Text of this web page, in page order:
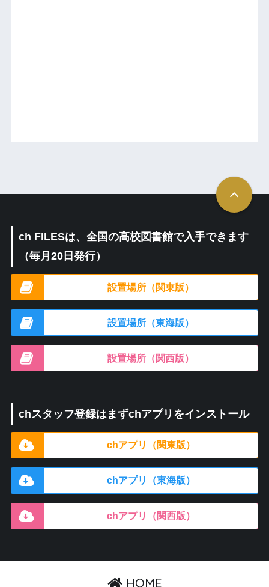
ch FILESは、全国の高校図書館で入手できます
（毎月20日発行）
設置場所（関東版）
設置場所（東海版）
設置場所（関西版）
chスタッフ登録はまずchアプリをインストール
chアプリ（関東版）
chアプリ（東海版）
chアプリ（関西版）
HOME